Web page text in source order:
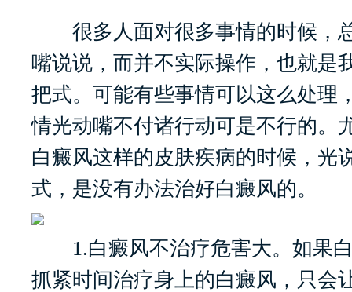
很多人面对很多事情的时候，
嘴说说，而并不实际操作，也就是
把式。可能有些事情可以这么处理
情光动嘴不付诸行动可是不行的。
白癜风这样的皮肤疾病的时候，光
式，是没有办法治好白癜风的。
1.白癜风不治疗危害大。如果
抓紧时间治疗身上的白癜风，只会